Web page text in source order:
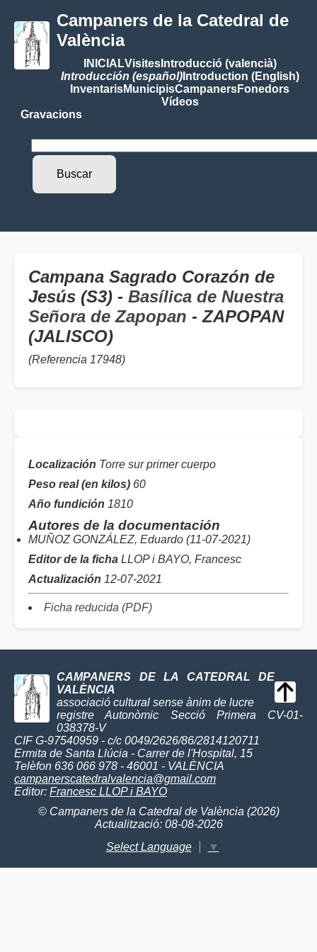
Campaners de la Catedral de
València
INICIALVisitesIntroducció (valencià)
Introducción (español)Introduction (English)
InventarisMunicipisCampanersFonedors
Vídeos
Gravacions
Campana Sagrado Corazón de
Jesús (S3) - Basílica de Nuestra
Señora de Zapopan - ZAPOPAN
(JALISCO)
(Referencia 17948)
Localización Torre sur primer cuerpo
Peso real (en kilos) 60
Año fundición 1810
Autores de la documentación
MUÑOZ GONZÁLEZ, Eduardo (11-07-2021)
Editor de la ficha LLOP i BAYO, Francesc
Actualización 12-07-2021
Ficha reducida (PDF)
CAMPANERS DE LA CATEDRAL DE
VALÈNCIA
associació cultural sense ànim de lucre
registre Autonòmic Secció Primera CV-01-
038378-V
CIF G-97540959 - c/c 0049/2626/86/2814120711
Ermita de Santa Llúcia - Carrer de l'Hospital, 15
Telèfon 636 066 978 - 46001 - VALÈNCIA
campanerscatedralvalencia@gmail.com
Editor: Francesc LLOP i BAYO
© Campaners de la Catedral de València (2026)
Actualització: 08-08-2026
Select Language
▼